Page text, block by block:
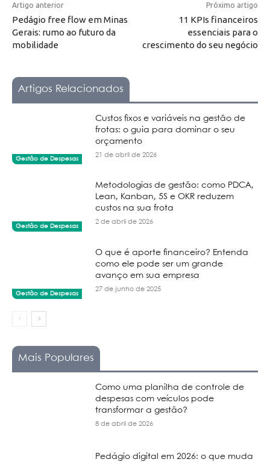
Artigo anterior
Pedágio free flow em Minas
Gerais: rumo ao futuro da
mobilidade
Próximo artigo
11 KPIs financeiros
essenciais para o
crescimento do seu negócio
Artigos Relacionados
Gestão de Despesas
Custos fixos e variáveis na gestão de
frotas: o guia para dominar o seu
orçamento
21 de abril de 2026
Gestão de Despesas
Metodologias de gestão: como PDCA,
Lean, Kanban, 5S e OKR reduzem
custos na sua frota
2 de abril de 2026
Gestão de Despesas
O que é aporte financeiro? Entenda
como ele pode ser um grande
avanço em sua empresa
27 de junho de 2025
Mais Populares
Como uma planilha de controle de
despesas com veículos pode
transformar a gestão?
8 de abril de 2026
Pedágio digital em 2026: o que muda